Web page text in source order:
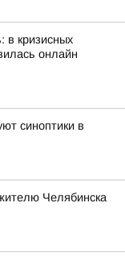
кризисных
онлайн
синоптики в
Челябинска